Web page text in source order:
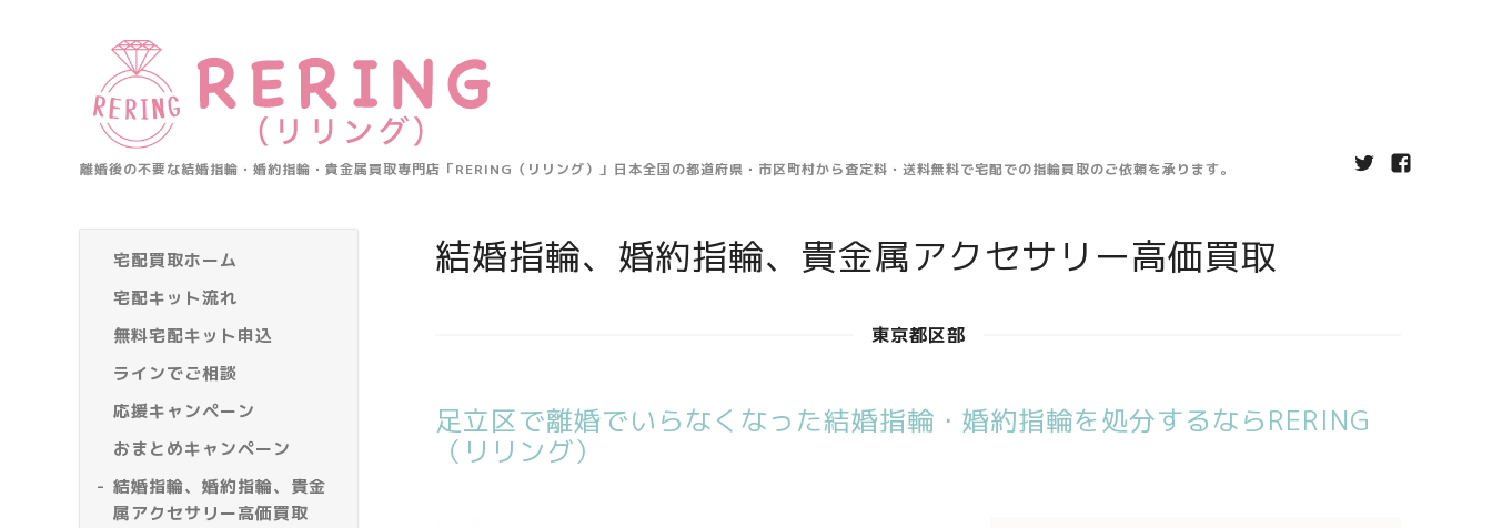
離婚後の不要な結婚指輪・婚約指輪・貴金属買取専門店「RERING（リリング）」日本全国の都道府県・市区町村から査定料・送料無料で宅配での指輪買取のご依頼を承ります。
宅配買取ホーム
宅配キット流れ
無料宅配キット申込
ラインでご相談
応援キャンペーン
おまとめキャンペーン
結婚指輪、婚約指輪、貴金
属アクセサリー高価買取
結婚指輪、婚約指輪、貴金属アクセサリー高価買取
東京都区部
足立区で離婚でいらなくなった結婚指輪・婚約指輪を処分するならRERING
（リリング）